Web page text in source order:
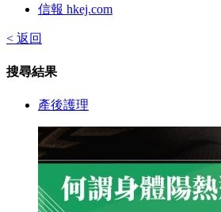
信報 hkej.com
< 返回
搜尋結果
產後護理